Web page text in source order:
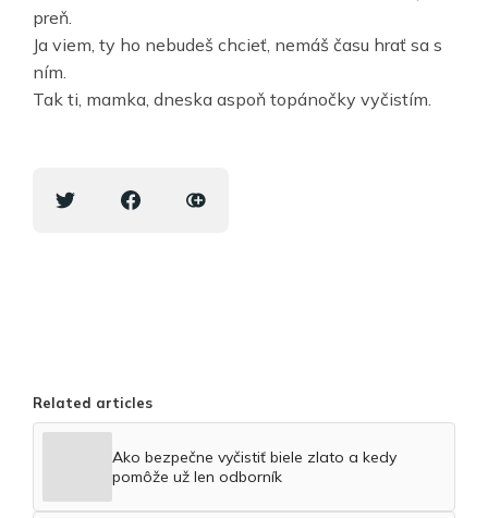
preň.
Ja viem, ty ho nebudeš chcieť, nemáš času hrať sa s
ním.
Tak ti, mamka, dneska aspoň topánočky vyčistím.
Related articles
Ako bezpečne vyčistiť biele zlato a kedy
pomôže už len odborník